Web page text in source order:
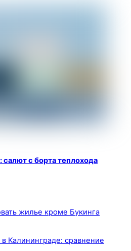
с борта теплохода
жилье кроме Букинга
Калининграде: сравнение